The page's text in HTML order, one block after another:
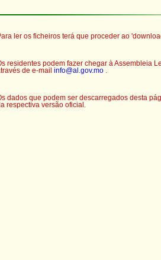
ler os ficheiros terá que proceder ao
residentes podem fazer chegar à Assembleia
de e-mail info@al.gov.mo .
dados que podem ser descarregados desta
respectiva versão oficial.